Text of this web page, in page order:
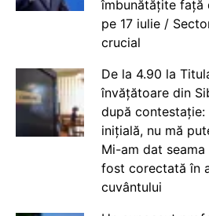
îmbunătățite față
pe 17 iulie /
crucial
De la 4.90 la
învățătoare din
după
inițială, nu mă
Mi-am dat
fost corectată în
cuvântului